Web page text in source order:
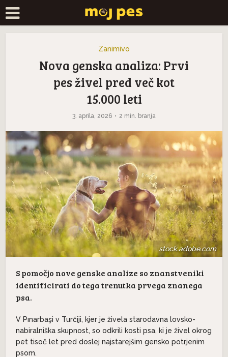
Zanimivo
Nova genska analiza: Prvi
pes živel pred več kot
15.000 leti
3. aprila, 2026 2 min. branja
stock.adobe.com
S pomočjo nove genske analize so znanstveniki
identificirati do tega trenutka prvega znanega
psa.
V Pınarbaşi v Turčiji, kjer je živela starodavna lovsko-
nabiralniška skupnost, so odkrili kosti psa, ki je živel okrog
pet tisoč let pred doslej najstarejšim gensko potrjenim
psom.